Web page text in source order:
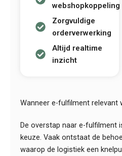
webshopkoppeling
Zorgvuldige
orderverwerking
Altijd realtime
inzicht
Wanneer e-fulfilment
De overstap naar e-fulfilment
keuze. Vaak ontstaat de
waarop de logistiek een